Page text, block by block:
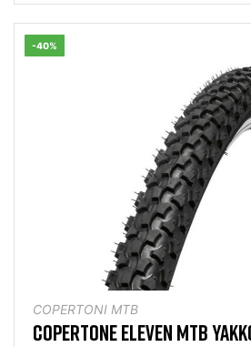
-40%
COPERTONI MTB
COPERTONE ELEVEN MTB